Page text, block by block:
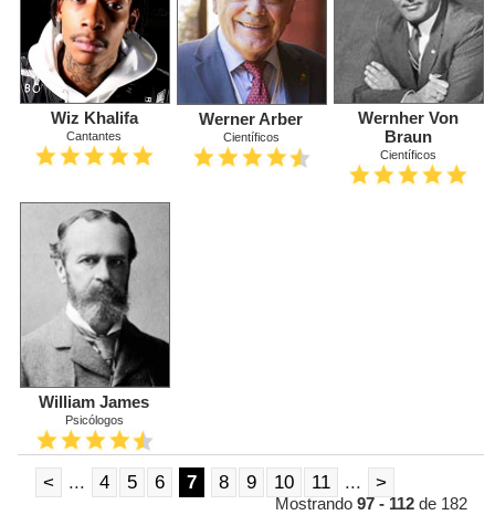
Wiz Khalifa
Cantantes
Werner Arber
Científicos
Wernher Von
Braun
Científicos
William James
Psicólogos
< ... 4 5 6 7 8 9 10 11 ... >
Mostrando 97 - 112 de 182